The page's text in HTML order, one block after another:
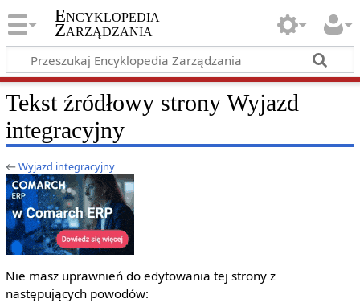
Encyklopedia
Zarządzania
Tekst źródłowy strony Wyjazd
integracyjny
←Wyjazd integracyjny
Nie masz uprawnień do edytowania tej strony z
następujących powodów: